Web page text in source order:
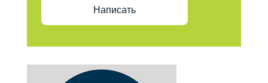
Написать